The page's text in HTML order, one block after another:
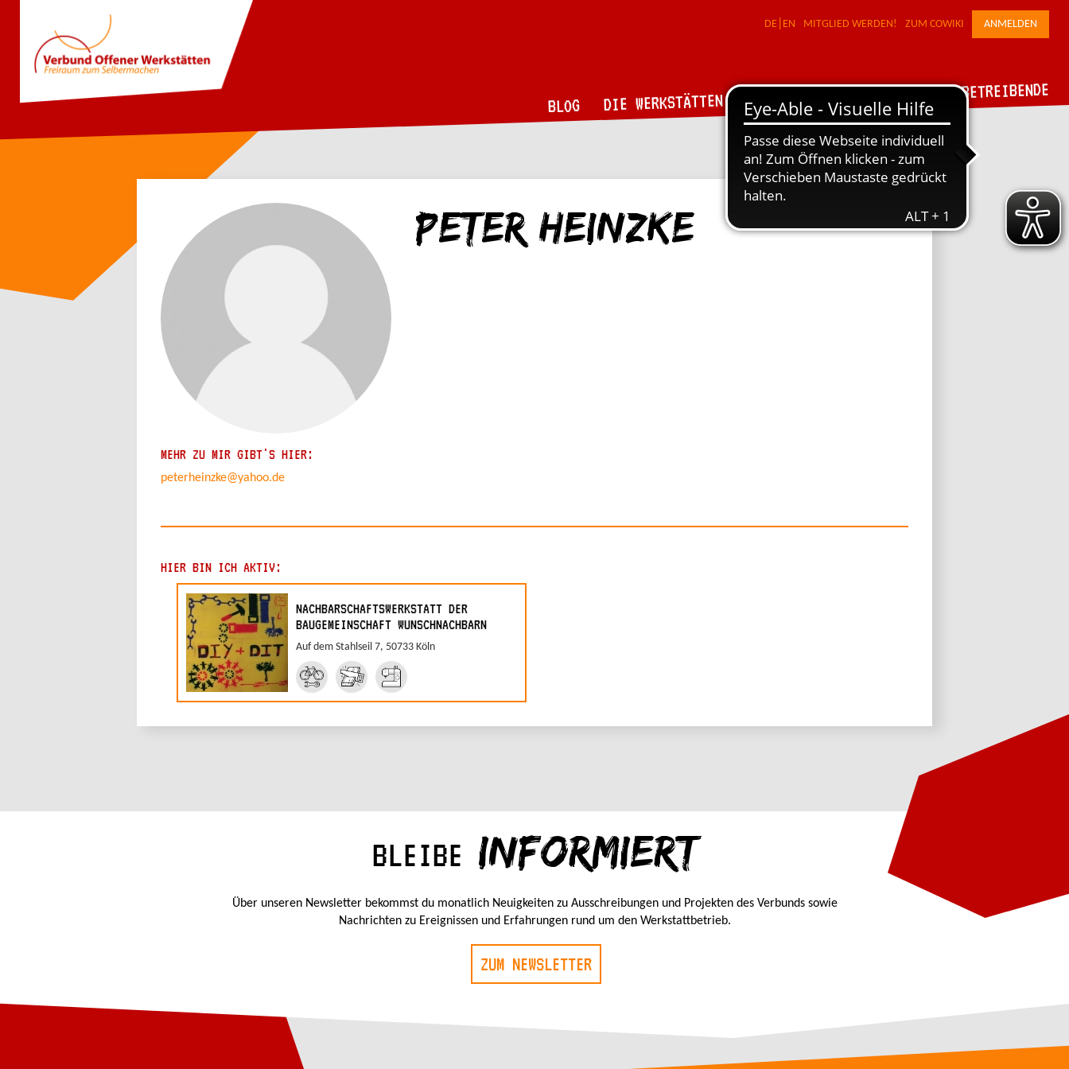
DE EN MITGLIED WERDEN! ZUM COWIKI ANMELDEN
BLOG DIE WERKSTÄTTEN DER VERBUND FÜR WERKSTATTBETREIBENDE
MEHR ZU MIR GIBT'S HIER:
peterheinzke@yahoo.de
Peter Heinzke
HIER BIN ICH AKTIV:
NACHBARSCHAFTSWERKSTATT DER
BAUGEMEINSCHAFT WUNSCHNACHBARN
Auf dem Stahlseil 7, 50733 Köln
BLEIBE INFORMIERT
Über unseren Newsletter bekommst du monatlich Neuigkeiten zu Ausschreibungen und Projekten des Verbunds sowie
Nachrichten zu Ereignissen und Erfahrungen rund um den Werkstattbetrieb.
ZUM NEWSLETTER